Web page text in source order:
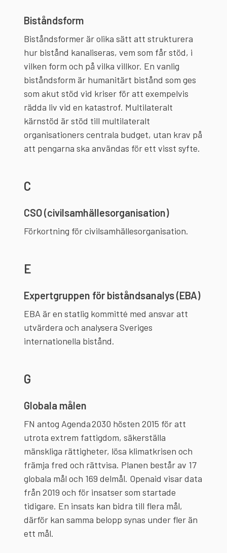
Biståndsform
Biståndsformer är olika sätt att strukturera
hur bistånd kanaliseras, vem som får stöd, i
vilken form och på vilka villkor. En vanlig
biståndsform är humanitärt bistånd som ges
som akut stöd vid kriser för att exempelvis
rädda liv vid en katastrof. Multilateralt
kärnstöd är stöd till multilateralt
organisationers centrala budget, utan krav på
att pengarna ska användas för ett visst syfte.
C
CSO (civilsamhällesorganisation)
Förkortning för civilsamhällesorganisation.
E
Expertgruppen för biståndsanalys (EBA)
EBA är en statlig kommitté med ansvar att
utvärdera och analysera Sveriges
internationella bistånd.
G
Globala målen
FN antog Agenda 2030 hösten 2015 för att
utrota extrem fattigdom, säkerställa
mänskliga rättigheter, lösa klimatkrisen och
främja fred och rättvisa. Planen består av 17
globala mål och 169 delmål. Openaid visar data
från 2019 och för insatser som startade
tidigare. En insats kan bidra till flera mål,
därför kan samma belopp synas under fler än
ett mål.